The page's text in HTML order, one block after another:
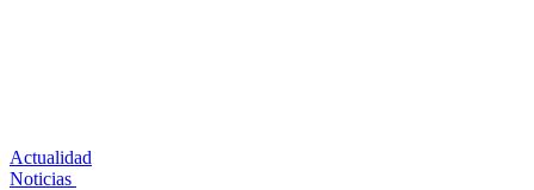
Actualidad
Noticias